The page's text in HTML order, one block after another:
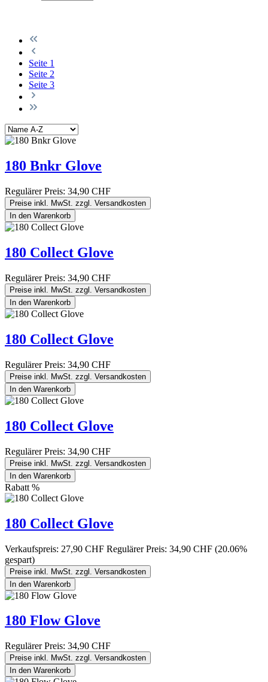
Seite 1
Seite 2
Seite 3
180 Bnkr Glove
Regulärer Preis: 34,90 CHF
Preise inkl. MwSt. zzgl. Versandkosten
In den Warenkorb
180 Collect Glove
Regulärer Preis: 34,90 CHF
Preise inkl. MwSt. zzgl. Versandkosten
In den Warenkorb
180 Collect Glove
Regulärer Preis: 34,90 CHF
Preise inkl. MwSt. zzgl. Versandkosten
In den Warenkorb
180 Collect Glove
Regulärer Preis: 34,90 CHF
Preise inkl. MwSt. zzgl. Versandkosten
In den Warenkorb
Rabatt %
180 Collect Glove
Verkaufspreis: 27,90 CHF Regulärer Preis: 34,90 CHF (20.06%
gespart)
Preise inkl. MwSt. zzgl. Versandkosten
In den Warenkorb
180 Flow Glove
Regulärer Preis: 34,90 CHF
Preise inkl. MwSt. zzgl. Versandkosten
In den Warenkorb